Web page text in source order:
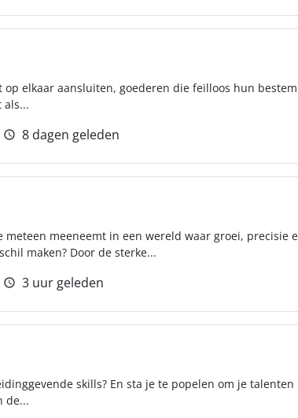
elkaar aansluiten, goederen die feilloos hun
8 dagen geleden
meeneemt in een wereld waar groei, precisie
maken? Door de sterke...
3 uur geleden
skills? En sta je te popelen om je
de...